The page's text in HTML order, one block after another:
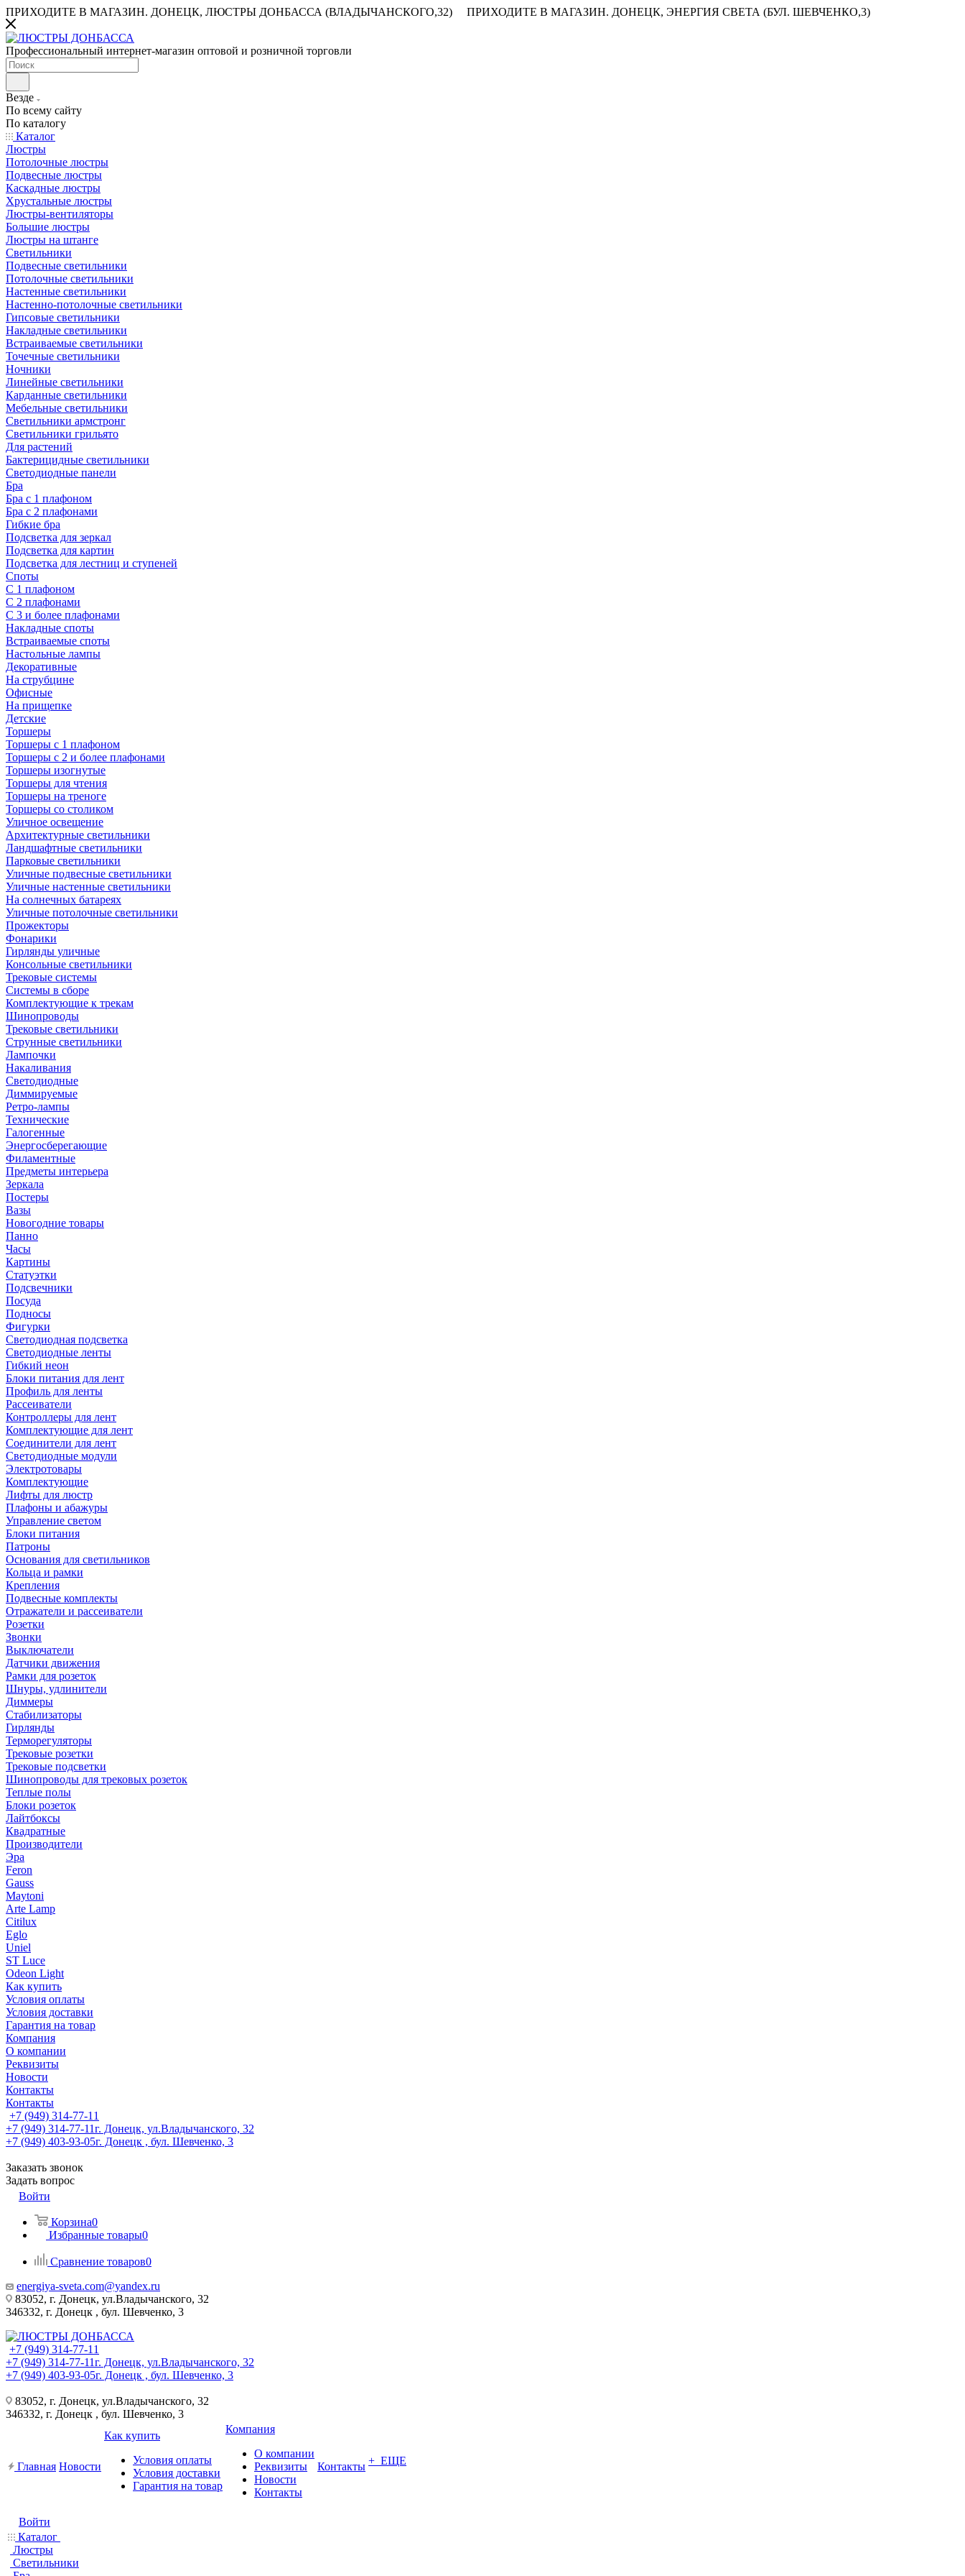
ПРИХОДИТЕ В МАГАЗИН. ДОНЕЦК, ЛЮСТРЫ ДОНБАССА (ВЛАДЫЧАНСКОГО,32) ПРИХОДИТЕ В МАГАЗИН. ДОНЕЦК, ЭНЕРГИЯ СВЕТА (БУЛ. ШЕВЧЕНКО,3)
Профессиональный интернет-магазин оптовой и розничной торговли
Везде
По всему сайту
По каталогу
Каталог
Люстры
Потолочные люстры
Подвесные люстры
Каскадные люстры
Хрустальные люстры
Люстры-вентиляторы
Большие люстры
Люстры на штанге
Светильники
Подвесные светильники
Потолочные светильники
Настенные светильники
Настенно-потолочные светильники
Гипсовые светильники
Накладные светильники
Встраиваемые светильники
Точечные светильники
Ночники
Линейные светильники
Карданные светильники
Мебельные светильники
Светильники армстронг
Светильники грильято
Для растений
Бактерицидные светильники
Светодиодные панели
Бра
Бра с 1 плафоном
Бра с 2 плафонами
Гибкие бра
Подсветка для зеркал
Подсветка для картин
Подсветка для лестниц и ступеней
Споты
С 1 плафоном
С 2 плафонами
С 3 и более плафонами
Накладные споты
Встраиваемые споты
Настольные лампы
Декоративные
На струбцине
Офисные
На прищепке
Детские
Торшеры
Торшеры с 1 плафоном
Торшеры с 2 и более плафонами
Торшеры изогнутые
Торшеры для чтения
Торшеры на треноге
Торшеры со столиком
Уличное освещение
Архитектурные светильники
Ландшафтные светильники
Парковые светильники
Уличные подвесные светильники
Уличные настенные светильники
На солнечных батареях
Уличные потолочные светильники
Прожекторы
Фонарики
Гирлянды уличные
Консольные светильники
Трековые системы
Системы в сборе
Комплектующие к трекам
Шинопроводы
Трековые светильники
Струнные светильники
Лампочки
Накаливания
Светодиодные
Диммируемые
Ретро-лампы
Технические
Галогенные
Энергосберегающие
Филаментные
Предметы интерьера
Зеркала
Постеры
Вазы
Новогодние товары
Панно
Часы
Картины
Статуэтки
Подсвечники
Посуда
Подносы
Фигурки
Светодиодная подсветка
Светодиодные ленты
Гибкий неон
Блоки питания для лент
Профиль для ленты
Рассеиватели
Контроллеры для лент
Комплектующие для лент
Соединители для лент
Светодиодные модули
Электротовары
Комплектующие
Лифты для люстр
Плафоны и абажуры
Управление светом
Блоки питания
Патроны
Основания для светильников
Кольца и рамки
Крепления
Подвесные комплекты
Отражатели и рассеиватели
Розетки
Звонки
Выключатели
Датчики движения
Рамки для розеток
Шнуры, удлинители
Диммеры
Стабилизаторы
Гирлянды
Терморегуляторы
Трековые розетки
Трековые подсветки
Шинопроводы для трековых розеток
Теплые полы
Блоки розеток
Лайтбоксы
Квадратные
Производители
Эра
Feron
Gauss
Maytoni
Arte Lamp
Citilux
Eglo
Uniel
ST Luce
Odeon Light
Как купить
Условия оплаты
Условия доставки
Гарантия на товар
Компания
О компании
Реквизиты
Новости
Контакты
Контакты
+7 (949) 314-77-11
+7 (949) 314-77-11г. Донецк, ул.Владычанского, 32
+7 (949) 403-93-05г. Донецк , бул. Шевченко, 3
Заказать звонок
Задать вопрос
Войти
Корзина0
Избранные товары0
Сравнение товаров0
energiya-sveta.com@yandex.ru
83052, г. Донецк, ул.Владычанского, 32
346332, г. Донецк , бул. Шевченко, 3
+7 (949) 314-77-11
+7 (949) 314-77-11г. Донецк, ул.Владычанского, 32
+7 (949) 403-93-05г. Донецк , бул. Шевченко, 3
83052, г. Донецк, ул.Владычанского, 32
346332, г. Донецк , бул. Шевченко, 3
Главная Новости
Как купить
Условия оплаты
Условия доставки
Гарантия на товар
Компания
О компании
Реквизиты
Новости
Контакты
Контакты + ЕЩЕ
Войти
Каталог
Люстры
Светильники